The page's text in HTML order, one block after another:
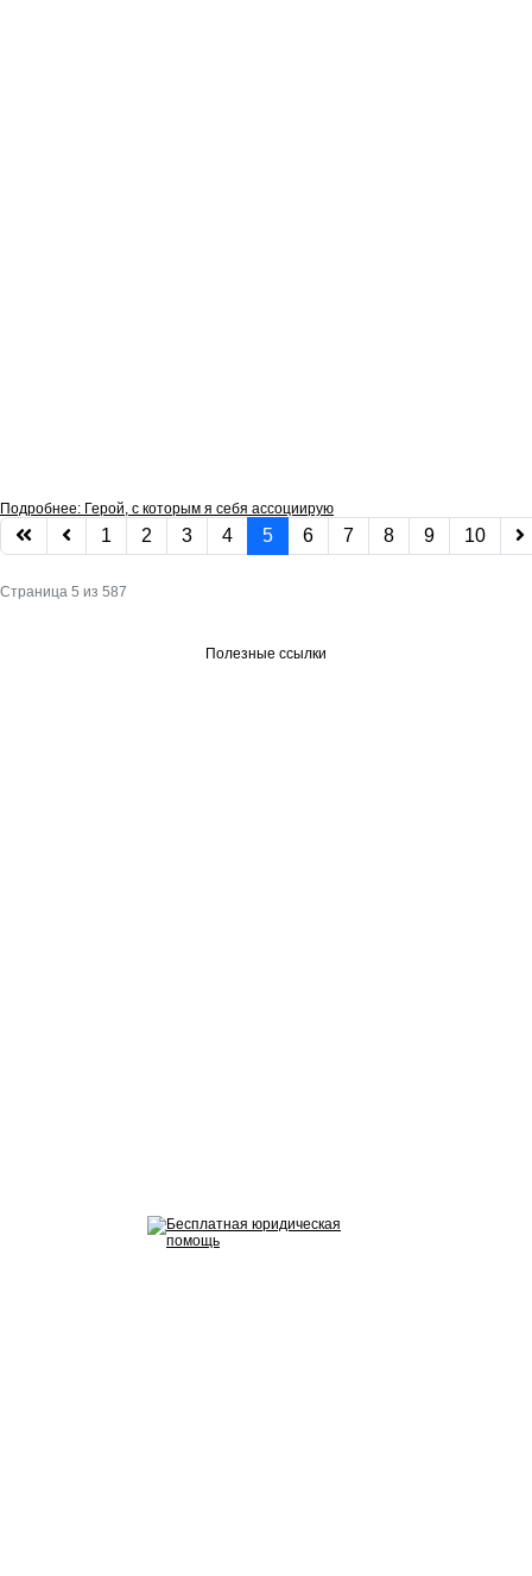
Подробнее: Герой, с которым я себя ассоциирую
1 2 3 4 5 6 7 8 9 10
Страница 5 из 587
Полезные ссылки